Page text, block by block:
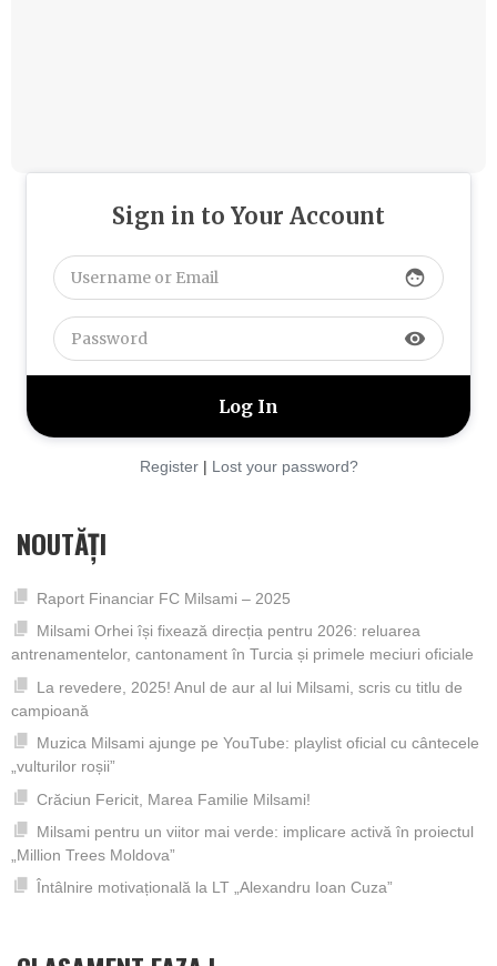
Sign in to Your Account
face
visibility
Register| Lost your password?
NOUTĂȚI
Raport Financiar FC Milsami – 2025
Milsami Orhei își fixează direcția pentru 2026: reluarea
antrenamentelor, cantonament în Turcia și primele meciuri oficiale
La revedere, 2025! Anul de aur al lui Milsami, scris cu titlu de
campioană
Muzica Milsami ajunge pe YouTube: playlist oficial cu cântecele
„vulturilor roșii”
Crăciun Fericit, Marea Familie Milsami!
Milsami pentru un viitor mai verde: implicare activă în proiectul
„Million Trees Moldova”
Întâlnire motivațională la LT „Alexandru Ioan Cuza”